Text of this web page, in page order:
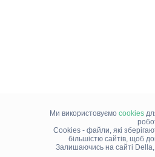
Ми використовуємо cookies
Cookies - файли, які
більшістю сайтів, щоб
Залишаючись на сайті